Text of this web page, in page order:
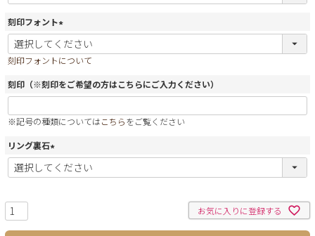
刻印フォント
(
必
須
刻印フォントについて
刻印（※刻印をご希望の方はこちらにご入力ください）
※記号の種類についてはこちらをご覧ください
リング裏石
(
必
お気に入りに登録する